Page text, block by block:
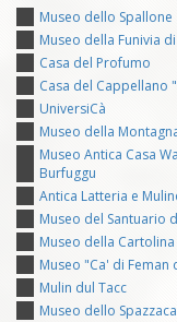
Museo dello Spallone
Museo della Funivia
Casa del Profumo
Casa del Cappellano
UniversiCà
Museo della
Museo Antica Casa
Burfuggu
Antica Latteria e
Museo del Santuario
Museo della Cartolina
Museo "Ca' di Feman
Mulin dul Tacc
Museo dello